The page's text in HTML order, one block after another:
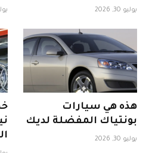
المتسوقين يقومون
يوليو 30, 2026 يوليو
هذه هي سيارات
بونتياك المفضلة لديك
يوليو 30, 2026